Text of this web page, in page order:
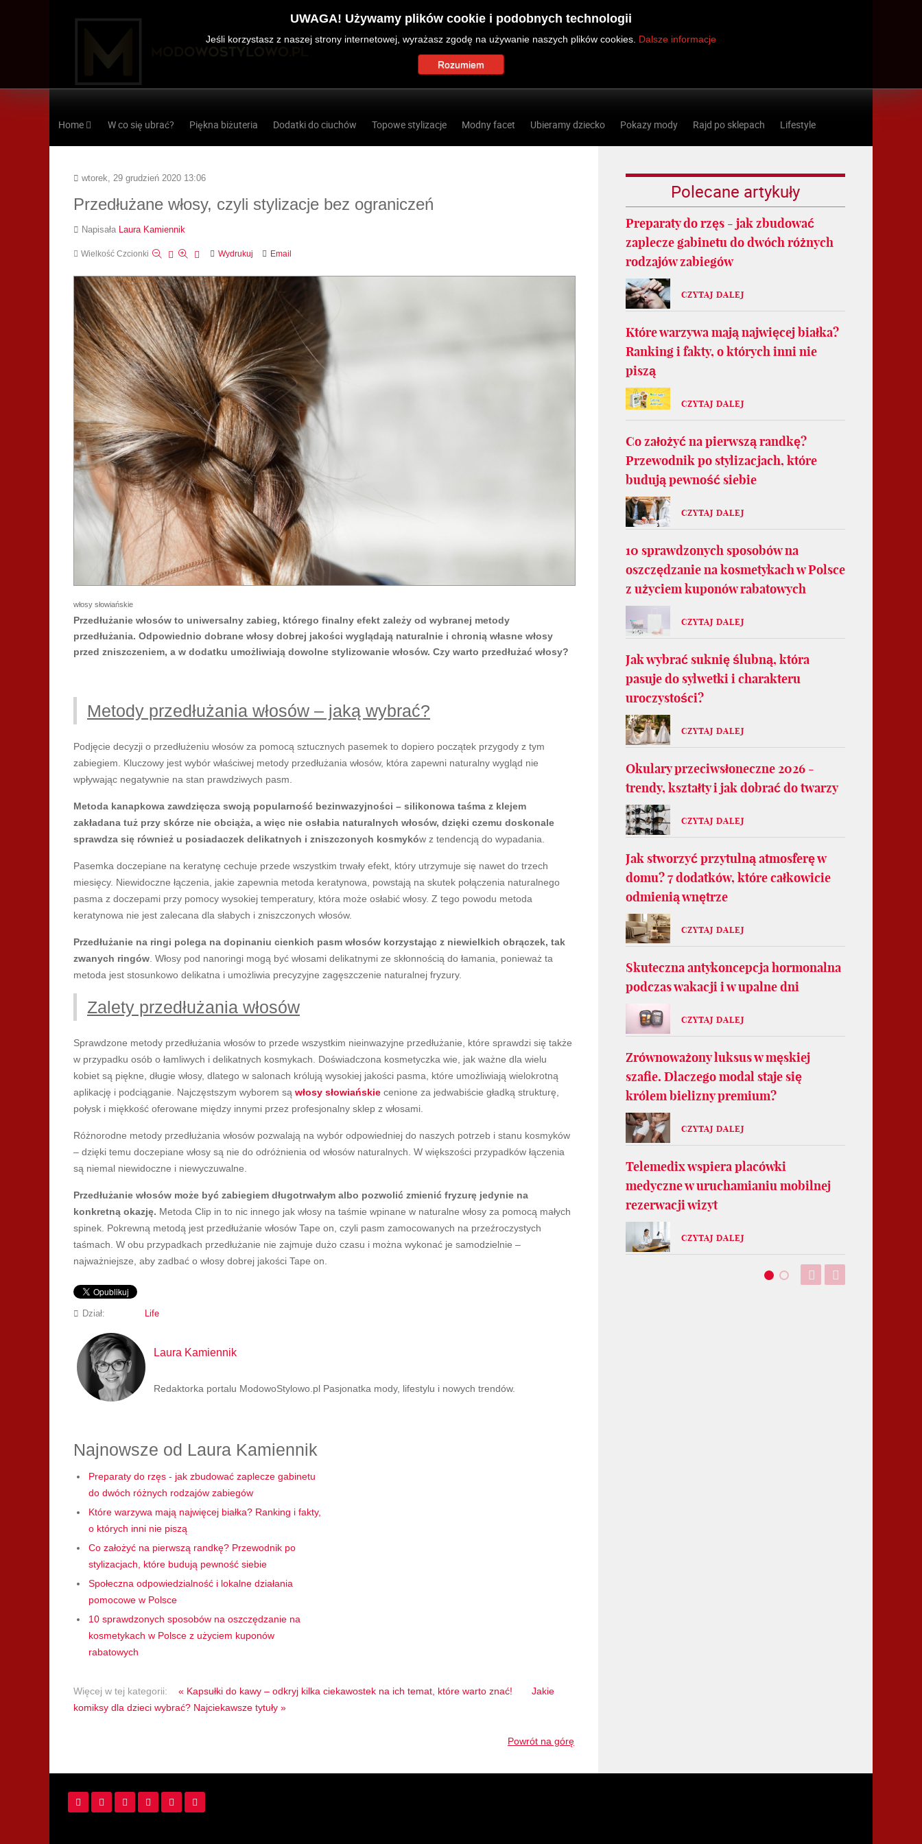
Home W co się ubrać? Piękna biżuteria Dodatki do ciuchów Topowe stylizacje Modny facet Ubieramy dziecko Pokazy mody Rajd po sklepach Lifestyle
wtorek, 29 grudzień 2020 13:06
Przedłużane włosy, czyli stylizacje bez ograniczeń
Napisała Laura Kamiennik
Wielkość Czcionki Wydrukuj Email
włosy słowiańskie
Przedłużanie włosów to uniwersalny zabieg, którego finalny efekt zależy od wybranej metody
przedłużania. Odpowiednio dobrane włosy dobrej jakości wyglądają naturalnie i chronią własne włosy
przed zniszczeniem, a w dodatku umożliwiają dowolne stylizowanie włosów. Czy warto przedłużać włosy?
Metody przedłużania włosów – jaką wybrać?
Podjęcie decyzji o przedłużeniu włosów za pomocą sztucznych pasemek to dopiero początek przygody z tym
zabiegiem. Kluczowy jest wybór właściwej metody przedłużania włosów, która zapewni naturalny wygląd nie
wpływając negatywnie na stan prawdziwych pasm.
Metoda kanapkowa zawdzięcza swoją popularność bezinwazyjności – silikonowa taśma z klejem
zakładana tuż przy skórze nie obciąża, a więc nie osłabia naturalnych włosów, dzięki czemu doskonale
sprawdza się również u posiadaczek delikatnych i zniszczonych kosmyków z tendencją do wypadania.
Pasemka doczepiane na keratynę cechuje przede wszystkim trwały efekt, który utrzymuje się nawet do trzech
miesięcy. Niewidoczne łączenia, jakie zapewnia metoda keratynowa, powstają na skutek połączenia naturalnego
pasma z doczepami przy pomocy wysokiej temperatury, która może osłabić włosy. Z tego powodu metoda
keratynowa nie jest zalecana dla słabych i zniszczonych włosów.
Przedłużanie na ringi polega na dopinaniu cienkich pasm włosów korzystając z niewielkich obrączek, tak
zwanych ringów . Włosy pod nanoringi mogą być włosami delikatnymi ze skłonnością do łamania, ponieważ ta
metoda jest stosunkowo delikatna i umożliwia precyzyjne zagęszczenie naturalnej fryzury.
Zalety przedłużania włosów
Sprawdzone metody przedłużania włosów to przede wszystkim nieinwazyjne przedłużanie, które sprawdzi się także
w przypadku osób o łamliwych i delikatnych kosmykach. Doświadczona kosmetyczka wie, jak ważne dla wielu
kobiet są piękne, długie włosy, dlatego w salonach królują wysokiej jakości pasma, które umożliwiają wielokrotną
aplikację i podciąganie. Najczęstszym wyborem są włosy słowiańskie cenione za jedwabiście gładką strukturę,
połysk i miękkość oferowane między innymi przez profesjonalny sklep z włosami.
Różnorodne metody przedłużania włosów pozwalają na wybór odpowiedniej do naszych potrzeb i stanu kosmyków
– dzięki temu doczepiane włosy są nie do odróżnienia od włosów naturalnych. W większości przypadków łączenia
są niemal niewidoczne i niewyczuwalne.
Przedłużanie włosów może być zabiegiem długotrwałym albo pozwolić zmienić fryzurę jedynie na
konkretną okazję. Metoda Clip in to nic innego jak włosy na taśmie wpinane w naturalne włosy za pomocą małych
spinek. Pokrewną metodą jest przedłużanie włosów Tape on, czyli pasm zamocowanych na przeźroczystych
taśmach. W obu przypadkach przedłużanie nie zajmuje dużo czasu i można wykonać je samodzielnie –
najważniejsze, aby zadbać o włosy dobrej jakości Tape on.
Dział: Life
Laura Kamiennik
Redaktorka portalu ModowoStylowo.pl Pasjonatka mody, lifestylu i nowych trendów.
Najnowsze od Laura Kamiennik
Preparaty do rzęs - jak zbudować zaplecze gabinetu
do dwóch różnych rodzajów zabiegów
Które warzywa mają najwięcej białka? Ranking i fakty,
o których inni nie piszą
Co założyć na pierwszą randkę? Przewodnik po
stylizacjach, które budują pewność siebie
Społeczna odpowiedzialność i lokalne działania
pomocowe w Polsce
10 sprawdzonych sposobów na oszczędzanie na
kosmetykach w Polsce z użyciem kuponów
rabatowych
Więcej w tej kategorii: « Kapsułki do kawy – odkryj kilka ciekawostek na ich temat, które warto znać!
Jakie
komiksy dla dzieci wybrać? Najciekawsze tytuły »
Powrót na górę
Polecane artykuły
Preparaty do rzęs - jak zbudować
zaplecze gabinetu do dwóch różnych
rodzajów zabiegów
CZYTAJ DALEJ
Które warzywa mają najwięcej białka?
Ranking i fakty, o których inni nie
piszą
CZYTAJ DALEJ
Co założyć na pierwszą randkę?
Przewodnik po stylizacjach, które
budują pewność siebie
CZYTAJ DALEJ
10 sprawdzonych sposobów na
oszczędzanie na kosmetykach w Polsce
z użyciem kuponów rabatowych
CZYTAJ DALEJ
Jak wybrać suknię ślubną, która
pasuje do sylwetki i charakteru
uroczystości?
CZYTAJ DALEJ
Okulary przeciwsłoneczne 2026 -
trendy, kształty i jak dobrać do twarzy
CZYTAJ DALEJ
Jak stworzyć przytulną atmosferę w
domu? 7 dodatków, które całkowicie
odmienią wnętrze
CZYTAJ DALEJ
Skuteczna antykoncepcja hormonalna
podczas wakacji i w upalne dni
CZYTAJ DALEJ
Zrównoważony luksus w męskiej
szafie. Dlaczego modal staje się
królem bielizny premium?
CZYTAJ DALEJ
Telemedix wspiera placówki
medyczne w uruchamianiu mobilnej
rezerwacji wizyt
CZYTAJ DALEJ
UWAGA! Używamy plików cookie i podobnych technologii
Jeśli korzystasz z naszej strony internetowej, wyrażasz zgodę na używanie naszych plików cookies. Dalsze informacje
Rozumiem